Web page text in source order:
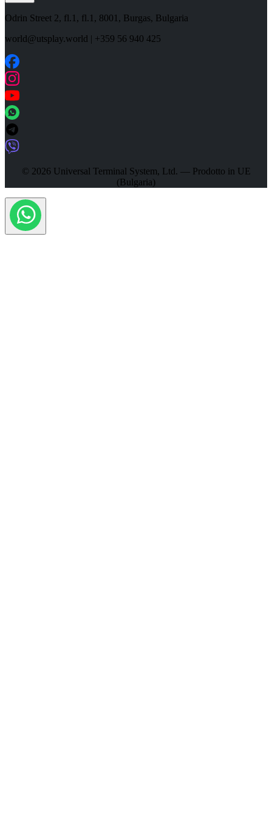
Odrin Street 2, fl.1 , fl.1, 8001 , Burgas, Bulgaria
world@utsplay.world | +359 56 940 425
© 2026 Universal Terminal System, Ltd. — Prodotto in UE
(Bulgaria)